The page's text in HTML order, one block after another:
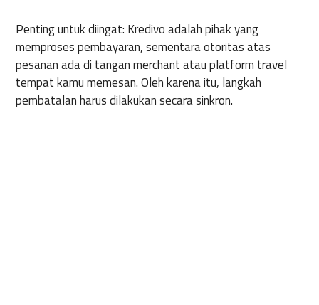
Penting untuk diingat: Kredivo adalah pihak yang
memproses pembayaran, sementara otoritas atas
pesanan ada di tangan merchant atau platform travel
tempat kamu memesan. Oleh karena itu, langkah
pembatalan harus dilakukan secara sinkron.